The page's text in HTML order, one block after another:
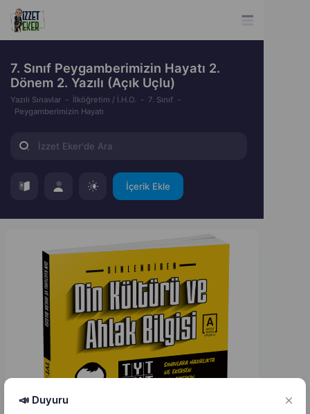
7. Sınıf Peygamberimizin Hayatı 2.
Dönem 2. Yazılı (Açık Uçlu)
Yazılı Sınavlar İlköğretim / İ.H.O.
7. Sınıf
Peygamberimizin Hayatı
İçerik Ekle
📣 Duyuru